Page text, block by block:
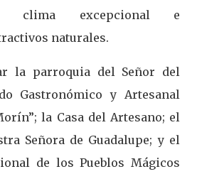
clima excepcional e
naturales.
la parroquia del Señor del
Gastronómico y Artesanal
la Casa del Artesano; el
Señora de Guadalupe; y el
de los Pueblos Mágicos